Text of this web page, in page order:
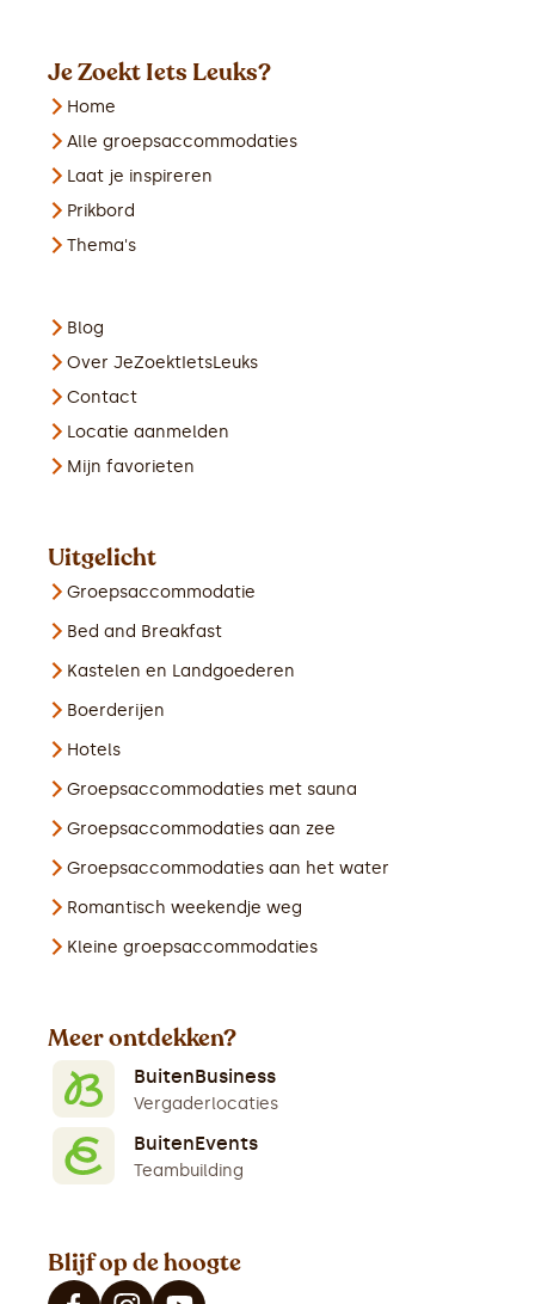
Je Zoekt Iets Leuks?
Home
Alle groepsaccommodaties
Laat je inspireren
Prikbord
Thema's
Blog
Over JeZoektIetsLeuks
Contact
Locatie aanmelden
Mijn favorieten
Uitgelicht
Groepsaccommodatie
Bed and Breakfast
Kastelen en Landgoederen
Boerderijen
Hotels
Groepsaccommodaties met sauna
Groepsaccommodaties aan zee
Groepsaccommodaties aan het water
Romantisch weekendje weg
Kleine groepsaccommodaties
Meer ontdekken?
BuitenBusiness
Vergaderlocaties
BuitenEvents
Teambuilding
Blijf op de hoogte